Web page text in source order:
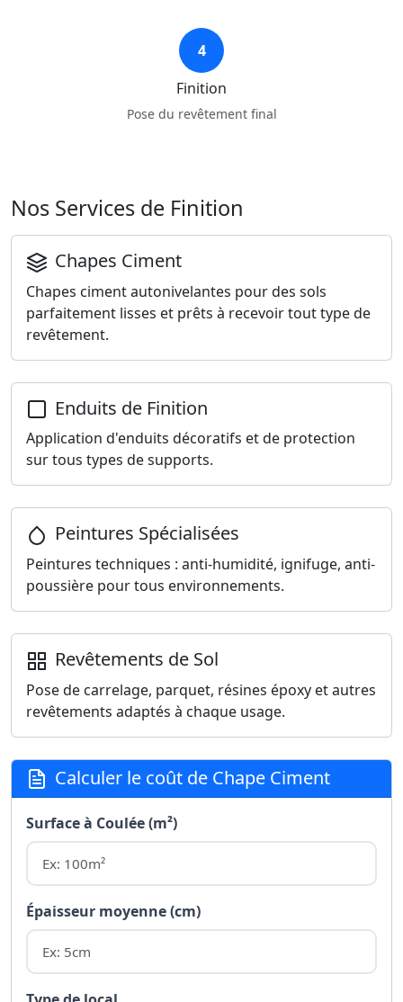
4
Finition
Pose du revêtement final
Nos Services de Finition
Chapes Ciment
Chapes ciment autonivelantes pour des sols
parfaitement lisses et prêts à recevoir tout type de
revêtement.
Enduits de Finition
Application d'enduits décoratifs et de protection
sur tous types de supports.
Peintures Spécialisées
Peintures techniques : anti-humidité, ignifuge, anti-
poussière pour tous environnements.
Revêtements de Sol
Pose de carrelage, parquet, résines époxy et autres
revêtements adaptés à chaque usage.
Calculer le coût de Chape Ciment
Surface à Coulée (m²)
Épaisseur moyenne (cm)